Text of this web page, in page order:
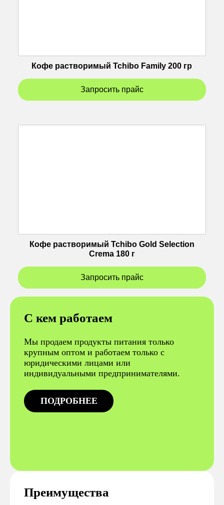
Кофе растворимый Tchibo Family 200 гр
Запросить прайс
Кофе растворимый Tchibo Gold Selection
Crema 180 г
Запросить прайс
С кем работаем
Мы продаем продукты питания только
крупным оптом и работаем только с
юридическими лицами или
индивидуальными предпринимателями.
ПОДРОБНЕЕ
Преимущества